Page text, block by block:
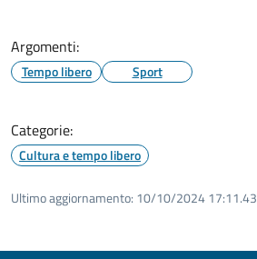
Argomenti:
Tempo libero Sport
Categorie:
Cultura e tempo libero
Ultimo aggiornamento: 10/10/2024 17:11.43